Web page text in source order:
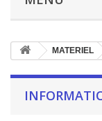
MATERIEL